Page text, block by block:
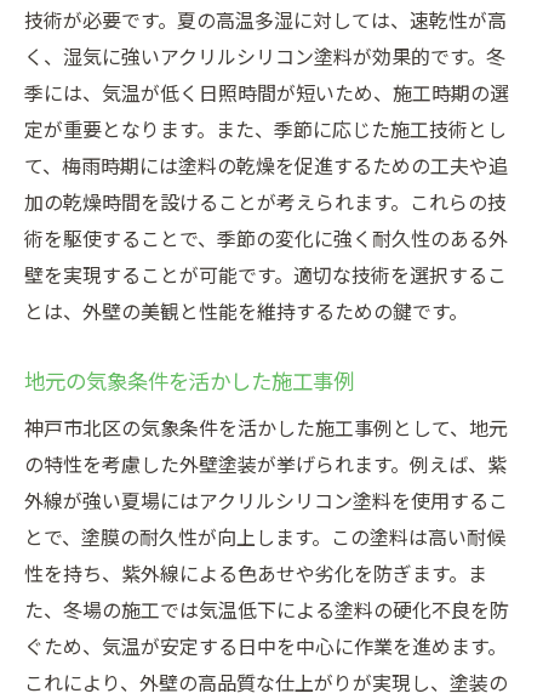
技術が必要です。夏の高温多湿に対しては、速乾性が高
く、湿気に強いアクリルシリコン塗料が効果的です。冬
季には、気温が低く日照時間が短いため、施工時期の選
定が重要となります。また、季節に応じた施工技術とし
て、梅雨時期には塗料の乾燥を促進するための工夫や追
加の乾燥時間を設けることが考えられます。これらの技
術を駆使することで、季節の変化に強く耐久性のある外
壁を実現することが可能です。適切な技術を選択するこ
とは、外壁の美観と性能を維持するための鍵です。
地元の気象条件を活かした施工事例
神戸市北区の気象条件を活かした施工事例として、地元
の特性を考慮した外壁塗装が挙げられます。例えば、紫
外線が強い夏場にはアクリルシリコン塗料を使用するこ
とで、塗膜の耐久性が向上します。この塗料は高い耐候
性を持ち、紫外線による色あせや劣化を防ぎます。ま
た、冬場の施工では気温低下による塗料の硬化不良を防
ぐため、気温が安定する日中を中心に作業を進めます。
これにより、外壁の高品質な仕上がりが実現し、塗装の